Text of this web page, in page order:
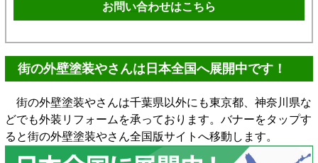
お問い合わせはこちら
街の外壁塗装やさんは日本全国へ展開中です！
街の外壁塗装やさんは千葉県以外にも東京都、神奈川県な
どでも外装リフォームを承っております。バナーをタップす
ると街の外壁塗装やさん全国版サイトへ移動します。